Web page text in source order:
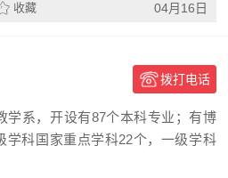
收藏 04月16日
拨打电话
学系，开设有87个本科专业；有博
学科国家重点学科22个，一级学科